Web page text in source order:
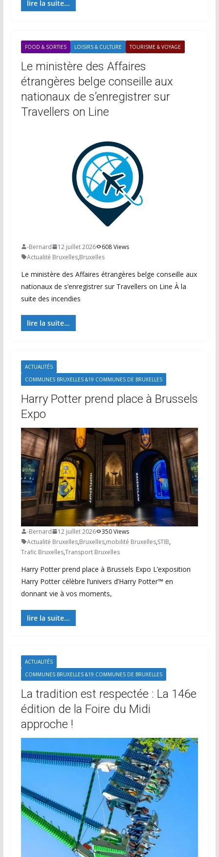
lire la suite...
FOOD & SORTIES LOISIRS & CULTURE TOURISME & VOYAGE
Le ministère des Affaires
étrangères belge conseille aux
nationaux de s’enregistrer sur
Travellers on Line
-Bernard 12 juillet 2026
608 Views
Actualité Bruxelles,Bruxelles
Le ministère des Affaires étrangères belge conseille aux
nationaux de s’enregistrer sur Travellers on Line À la
suite des incendies
lire la suite...
ACTUALITÉS
COMMUNES BRUXELLES &19 COMMUNES DE BRUXELLES
Harry Potter prend place à Brussels
Expo
-Bernard 12 juillet 2026
350 Views
Actualité Bruxelles,Bruxelles,mobilité Bruxelles,STIB,
Trafic Bruxelles,Transport Bruxelles
Harry Potter prend place à Brussels Expo L’exposition
Harry Potter célèbre l’univers d’Harry Potter™ en
donnant vie à vos moments,
lire la suite...
ACTUALITÉS
COMMUNES BRUXELLES &19 COMMUNES DE BRUXELLES
La tradition est respectée : La 146e
édition de la Foire du Midi
approche !